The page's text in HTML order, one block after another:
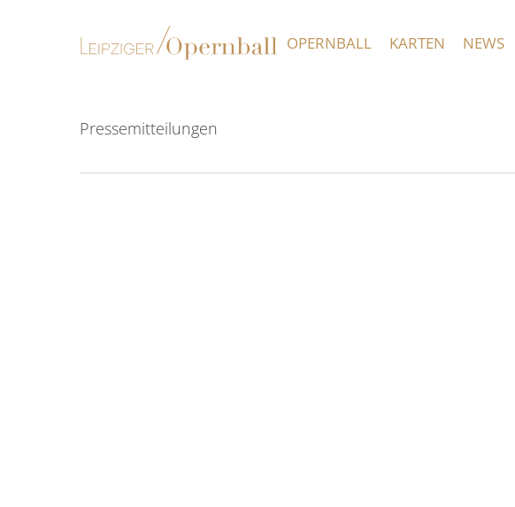
OPERNBALL KARTEN NEWS
Pressemitteilungen